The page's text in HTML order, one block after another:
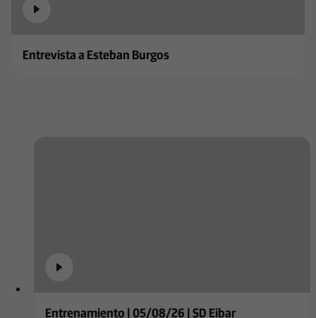
Entrevista a Esteban Burgos
Entrenamiento | 05/08/26 | SD Eibar